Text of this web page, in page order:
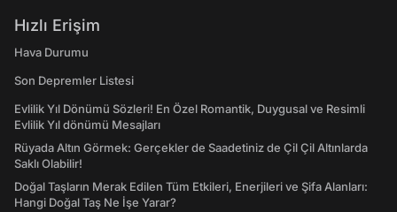
Hızlı Erişim
Hava Durumu
Son Depremler Listesi
Evlilik Yıl Dönümü Sözleri! En Özel Romantik, Duygusal ve Resimli
Evlilik Yıl dönümü Mesajları
Rüyada Altın Görmek: Gerçekler de Saadetiniz de Çil Çil Altınlarda
Saklı Olabilir!
Doğal Taşların Merak Edilen Tüm Etkileri, Enerjileri ve Şifa Alanları:
Hangi Doğal Taş Ne İşe Yarar?